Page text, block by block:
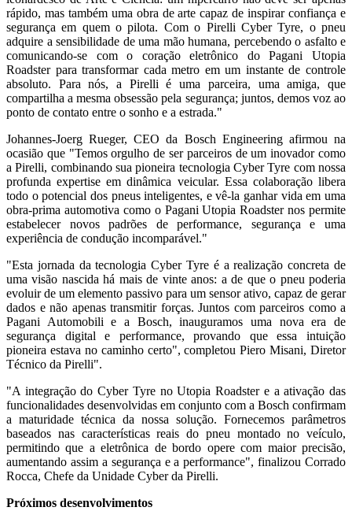
rápido, mas também uma obra de arte capaz de inspirar confiança e
segurança em quem o pilota. Com o Pirelli Cyber Tyre, o pneu
adquire a sensibilidade de uma mão humana, percebendo o asfalto e
comunicando-se com o coração eletrônico do Pagani Utopia
Roadster para transformar cada metro em um instante de controle
absoluto. Para nós, a Pirelli é uma parceira, uma amiga, que
compartilha a mesma obsessão pela segurança; juntos, demos voz ao
ponto de contato entre o sonho e a estrada."
Johannes-Joerg Rueger, CEO da Bosch Engineering afirmou na
ocasião que "Temos orgulho de ser parceiros de um inovador como
a Pirelli, combinando sua pioneira tecnologia Cyber Tyre com nossa
profunda expertise em dinâmica veicular. Essa colaboração libera
todo o potencial dos pneus inteligentes, e vê-la ganhar vida em uma
obra-prima automotiva como o Pagani Utopia Roadster nos permite
estabelecer novos padrões de performance, segurança e uma
experiência de condução incomparável."
"Esta jornada da tecnologia Cyber Tyre é a realização concreta de
uma visão nascida há mais de vinte anos: a de que o pneu poderia
evoluir de um elemento passivo para um sensor ativo, capaz de gerar
dados e não apenas transmitir forças. Juntos com parceiros como a
Pagani Automobili e a Bosch, inauguramos uma nova era de
segurança digital e performance, provando que essa intuição
pioneira estava no caminho certo", completou Piero Misani, Diretor
Técnico da Pirelli".
"A integração do Cyber Tyre no Utopia Roadster e a ativação das
funcionalidades desenvolvidas em conjunto com a Bosch confirmam
a maturidade técnica da nossa solução. Fornecemos parâmetros
baseados nas características reais do pneu montado no veículo,
permitindo que a eletrônica de bordo opere com maior precisão,
aumentando assim a segurança e a performance", finalizou Corrado
Rocca, Chefe da Unidade Cyber da Pirelli.
Próximos desenvolvimentos